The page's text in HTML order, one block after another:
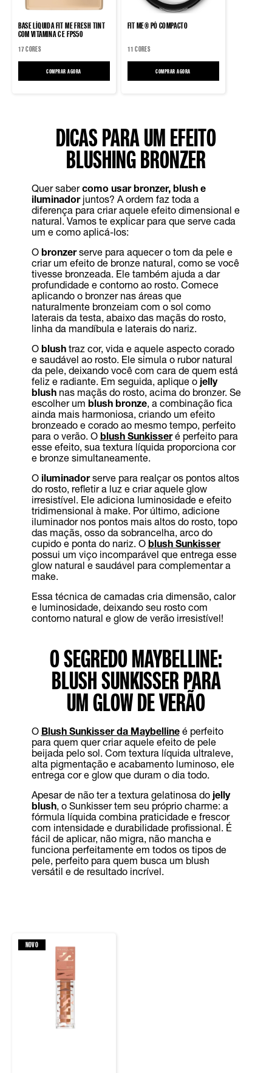
BASE LÍQUIDA FIT ME FRESH TINT
COM VITAMINA C E FPS50
17 CORES
COMPRAR AGORA BASE LÍQUIDA FIT ME FRESH TINT COM VITAMINA C E FPS50
FIT ME® PÓ COMPACTO
11 CORES
COMPRAR AGORA
DICAS PARA UM EFEITO
BLUSHING BRONZER
Quer sabercomo usar bronzer, blush e
iluminadorjuntos? A ordem faz toda a
diferença para criar aquele efeito dimensional e
natural. Vamos te explicar para que serve cada
um e como aplicá-los:
O bronzerserve para aquecer o tom da pele e
criar um efeito de bronze natural, como se você
tivesse bronzeada. Ele também ajuda a dar
profundidade e contorno ao rosto. Comece
aplicando o bronzer nas áreas que
naturalmente bronzeiam com o sol como
laterais da testa, abaixo das maçãs do rosto,
linha da mandíbula e laterais do nariz.
O blushtraz cor, vida e aquele aspecto corado
e saudável ao rosto. Ele simula o rubor natural
da pele, deixando você com cara de quem está
feliz e radiante. Em seguida, aplique o jelly
blushnas maçãs do rosto, acima do bronzer. Se
escolher um blush bronze, a combinação fica
ainda mais harmoniosa, criando um efeito
bronzeado e corado ao mesmo tempo, perfeito
para o verão. O blush Sunkisseré perfeito para
esse efeito, sua textura líquida proporciona cor
e bronze simultaneamente.
O iluminadorserve para realçar os pontos altos
do rosto, refletir a luz e criar aquele glow
irresistível. Ele adiciona luminosidade e efeito
tridimensional à make. Por último, adicione
iluminador nos pontos mais altos do rosto, topo
das maçãs, osso da sobrancelha, arco do
cupido e ponta do nariz. O blush Sunkisser
possui um viço incomparável que entrega esse
glow natural e saudável para complementar a
make.
Essa técnica de camadas cria dimensão, calor
e luminosidade, deixando seu rosto com
contorno natural e glow de verão irresistível!
O SEGREDO MAYBELLINE:
BLUSH SUNKISSER PARA
UM GLOW DE VERÃO
O Blush Sunkisser da Maybellineé perfeito
para quem quer criar aquele efeito de pele
beijada pelo sol. Com textura líquida ultraleve,
alta pigmentação e acabamento luminoso, ele
entrega cor e glow que duram o dia todo.
Apesar de não ter a textura gelatinosa do jelly
blush, o Sunkisser tem seu próprio charme: a
fórmula líquida combina praticidade e frescor
com intensidade e durabilidade profissional. É
fácil de aplicar, não migra, não mancha e
funciona perfeitamente em todos os tipos de
pele, perfeito para quem busca um blush
versátil e de resultado incrível.
NOVO